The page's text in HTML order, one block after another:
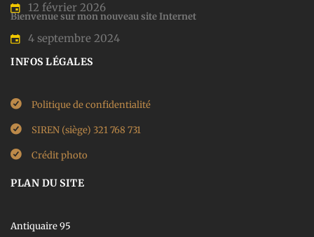
12 février 2026
Bienvenue sur mon nouveau site Internet
4 septembre 2024
INFOS LÉGALES
Politique de confidentialité
SIREN (siège) 321 768 731
Crédit photo
PLAN DU SITE
Antiquaire 95